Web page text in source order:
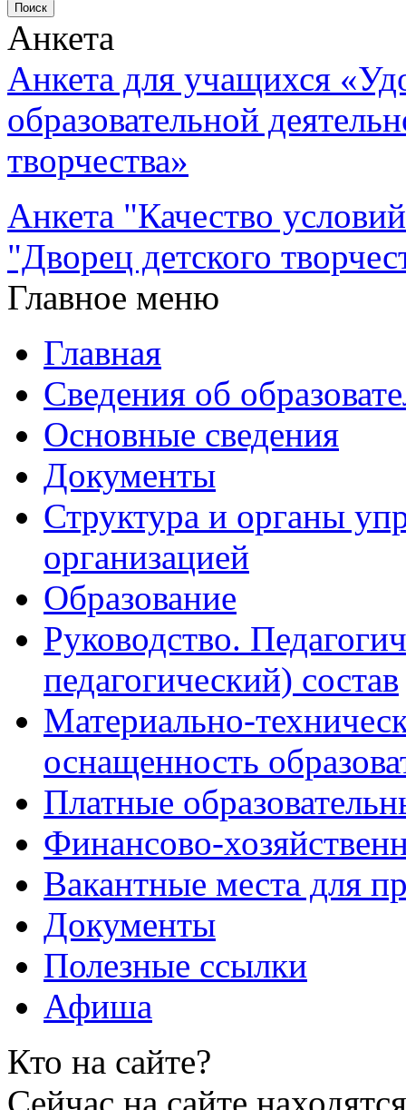
Анкета
Анкета для учащихся
образовательной
творчества»
Анкета "Качество
"Дворец детского
Главное меню
Главная
Сведения об
Основные сведения
Документы
Структура и органы
организацией
Образование
Руководство.
педагогический) состав
Материально-
оснащенность
Платные
Финансово-
Вакантные места для
Документы
Полезные ссылки
Афиша
Кто на сайте?
Сейчас на сайте